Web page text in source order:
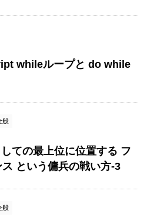
whileループと do while
般
ての最上位に位置する フ
ス という傭兵の戦い方-3
般